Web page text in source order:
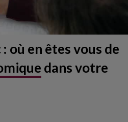
où en êtes vous de
dans votre